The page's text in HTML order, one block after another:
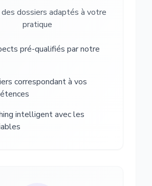
dossiers adaptés à votre
pratique
pré-qualifiés par notre
correspondant à vos
intelligent avec les